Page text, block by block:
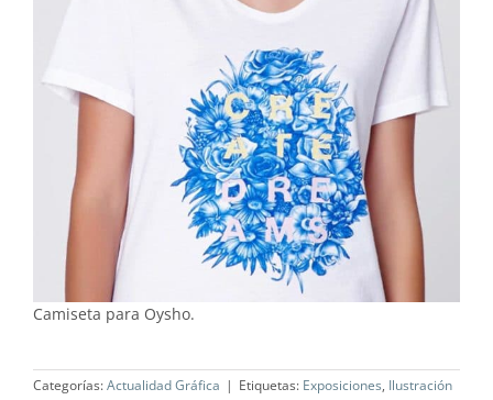
Camiseta para Oysho.
Categorías:Actualidad Gráfica | Etiquetas: Exposiciones, Ilustración